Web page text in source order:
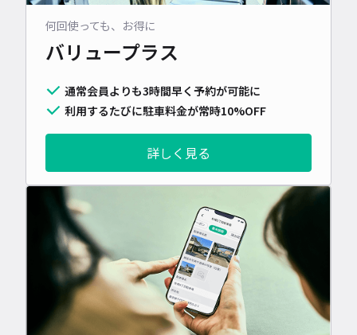
何回使っても、お得に
バリュープラス
通常会員よりも3時間早く予約が可能に
利用するたびに駐車料金が常時10%OFF
詳しく見る